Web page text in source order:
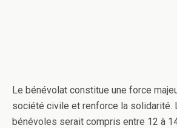
Le bénévolat constitue une force
société civile et renforce la solidarité.
bénévoles serait compris entre 12 à